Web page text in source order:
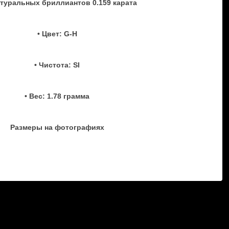
бриллиантов 0.159 карата
• Цвет: G-H
• Чистота: SI
• Вес: 1.78 грамма
Размеры на фотографиях